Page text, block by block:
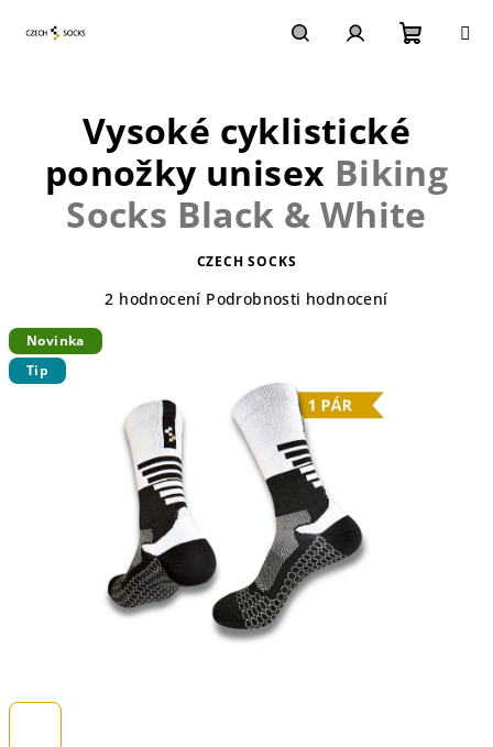
košík
Vysoké cyklistické
ponožky unisex Biking
Socks Black & White
CZECH SOCKS
Průměrné
hvězdiček.
2 hodnocení Podrobnosti hodnocení
Novinka
Tip